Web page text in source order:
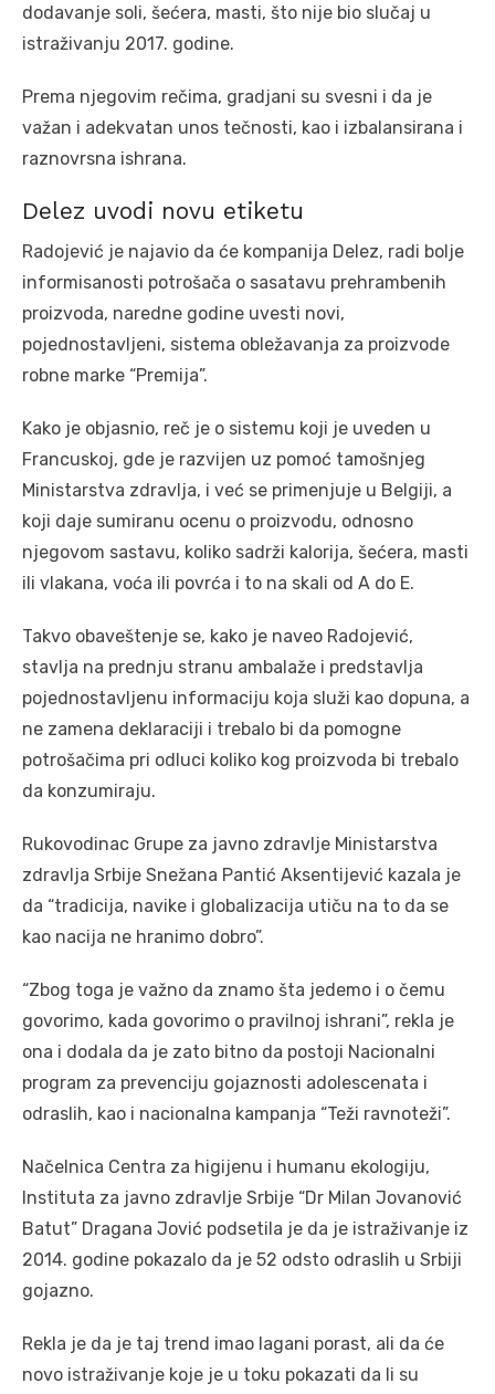
dodavanje soli, šećera, masti, što nije bio slučaj u
istraživanju 2017. godine.
Prema njegovim rečima, gradjani su svesni i da je
važan i adekvatan unos tečnosti, kao i izbalansirana i
raznovrsna ishrana.
Delez uvodi novu etiketu
Radojević je najavio da će kompanija Delez, radi bolje
informisanosti potrošača o sasatavu prehrambenih
proizvoda, naredne godine uvesti novi,
pojednostavljeni, sistema obležavanja za proizvode
robne marke “Premija”.
Kako je objasnio, reč je o sistemu koji je uveden u
Francuskoj, gde je razvijen uz pomoć tamošnjeg
Ministarstva zdravlja, i već se primenjuje u Belgiji, a
koji daje sumiranu ocenu o proizvodu, odnosno
njegovom sastavu, koliko sadrži kalorija, šećera, masti
ili vlakana, voća ili povrća i to na skali od A do E.
Takvo obaveštenje se, kako je naveo Radojević,
stavlja na prednju stranu ambalaže i predstavlja
pojednostavljenu informaciju koja služi kao dopuna, a
ne zamena deklaraciji i trebalo bi da pomogne
potrošačima pri odluci koliko kog proizvoda bi trebalo
da konzumiraju.
Rukovodinac Grupe za javno zdravlje Ministarstva
zdravlja Srbije Snežana Pantić Aksentijević kazala je
da “tradicija, navike i globalizacija utiču na to da se
kao nacija ne hranimo dobro”.
“Zbog toga je važno da znamo šta jedemo i o čemu
govorimo, kada govorimo o pravilnoj ishrani”, rekla je
ona i dodala da je zato bitno da postoji Nacionalni
program za prevenciju gojaznosti adolescenata i
odraslih, kao i nacionalna kampanja “Teži ravnoteži”.
Načelnica Centra za higijenu i humanu ekologiju,
Instituta za javno zdravlje Srbije “Dr Milan Jovanović
Batut” Dragana Jović podsetila je da je istraživanje iz
2014. godine pokazalo da je 52 odsto odraslih u Srbiji
gojazno.
Rekla je da je taj trend imao lagani porast, ali da će
novo istraživanje koje je u toku pokazati da li su